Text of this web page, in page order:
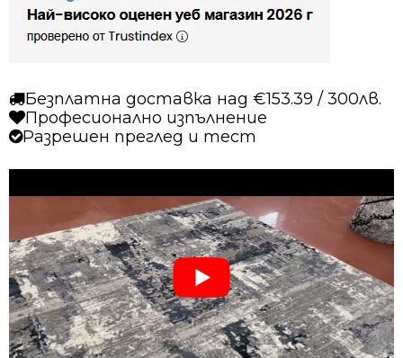
син
Безплатна доставка над €153.39 / 300лв.
Професионално изпълнение
Разрешен преглед и тест